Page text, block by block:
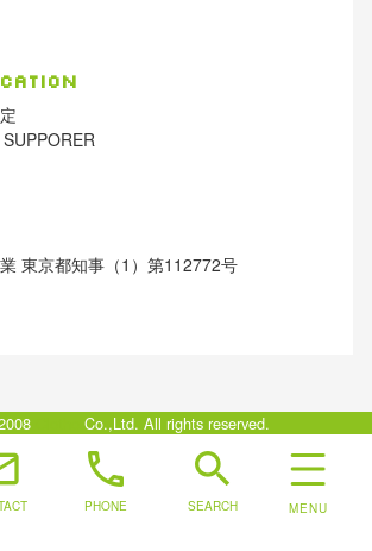
東京都知事（1）第112772号
Co.,Ltd. All rights reserved.
phone
PHONE
search
SEARCH